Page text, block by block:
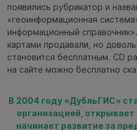
появились рубрикатор и
«геоинформационная
информационный
картами продавали, но
становится бесплатным. CD
на сайте можно бесплатно
В 2004 году «ДубльГИС»
организацией,
начинает развитие за